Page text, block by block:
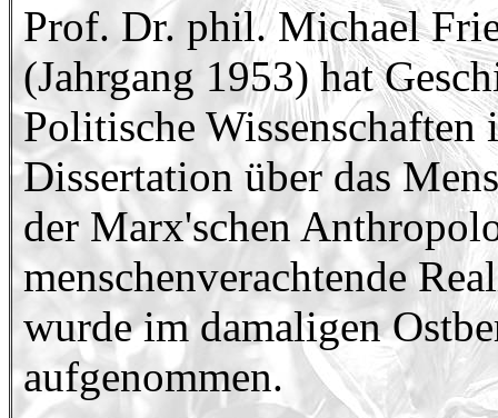
Prof. Dr. phil. Michael
(Jahrgang 1953) hat
Politische
Dissertation über das
der Marx'schen
menschenverachtende
wurde im damaligen
aufgenommen.